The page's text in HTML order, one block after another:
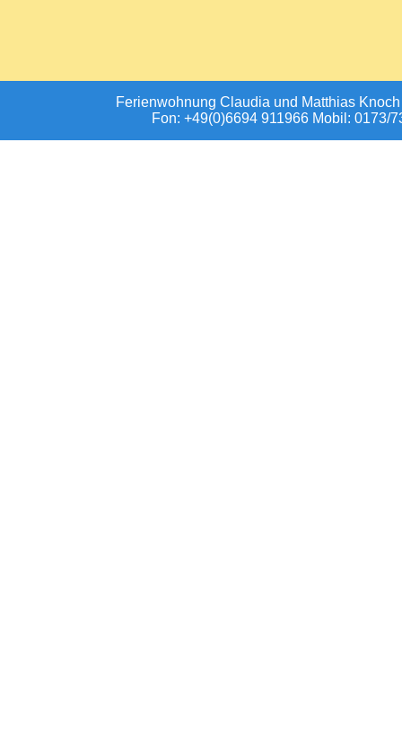
Ferienwohnung Claudia und Matthias
Fon: +49(0)6694 911966 Mobil: 0173/